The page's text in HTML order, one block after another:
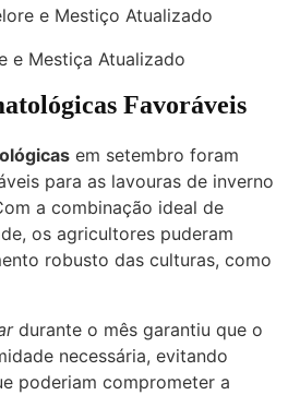
e Mestiço Atualizado
e Mestiça Atualizado
Favoráveis
em setembro foram
para as lavouras de inverno
a combinação ideal de
os agricultores puderam
robusto das culturas, como
durante o mês garantiu que o
necessária, evitando
poderiam comprometer a